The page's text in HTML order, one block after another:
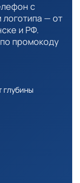
с
— от
и РФ.
промокоду